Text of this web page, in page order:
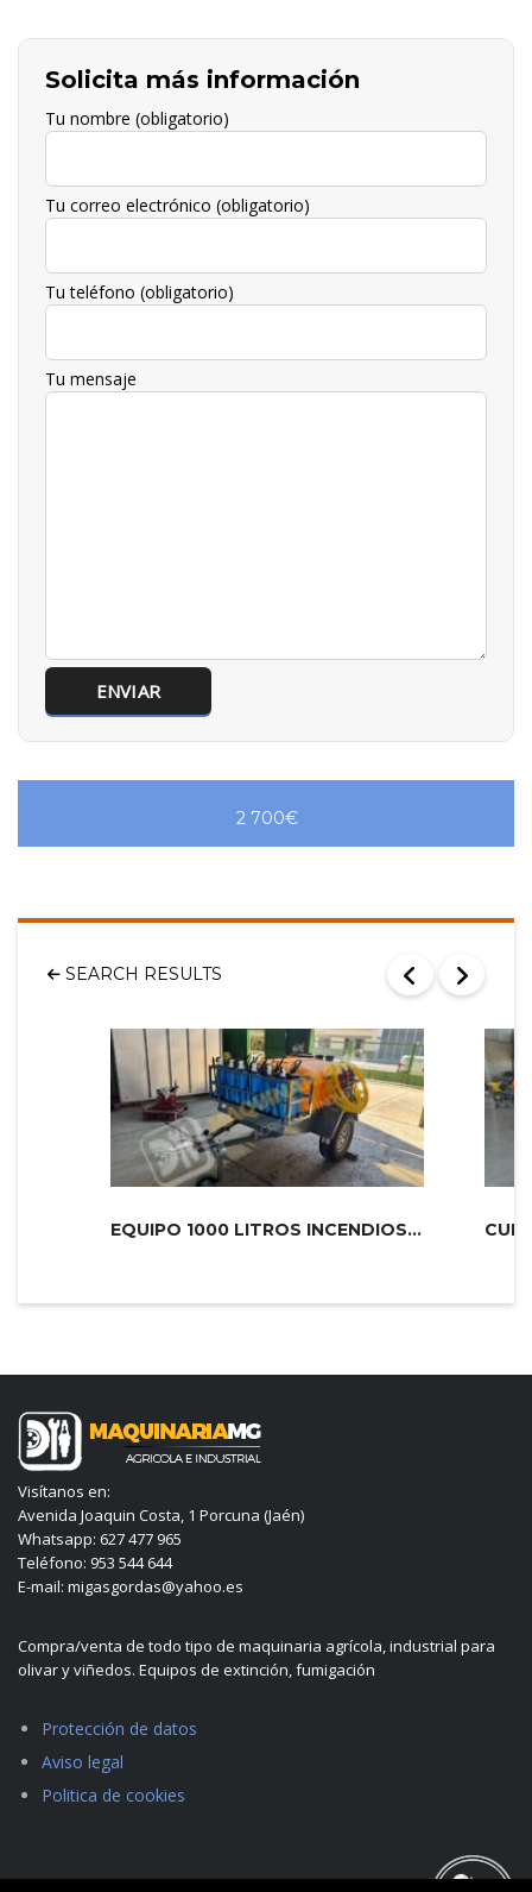
Solicita más información
Tu nombre (obligatorio)
Tu correo electrónico (obligatorio)
Tu teléfono (obligatorio)
Tu mensaje
2 700€
SEARCH RESULTS
EQUIPO 1000 LITROS INCENDIOS PLUS 2...
Visítanos en:
Avenida Joaquin Costa, 1 Porcuna (Jaén)
Whatsapp: 627 477 965
Teléfono: 953 544 644
E-mail: migasgordas@yahoo.es
Compra/venta de todo tipo de maquinaria agrícola, industrial para
olivar y viñedos. Equipos de extinción, fumigación
Protección de datos
Aviso legal
Politica de cookies